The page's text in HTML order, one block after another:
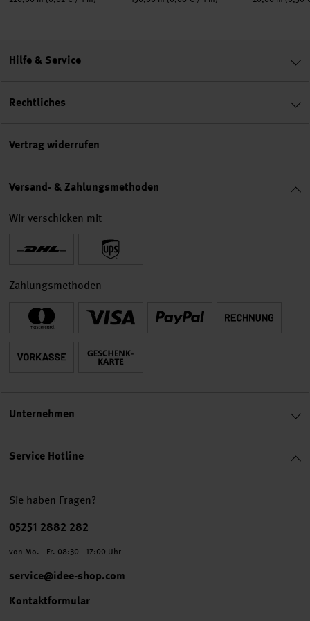
Service Hotline
Sie haben Fragen?
Telefonnummer
05251 2882 282
von Mo. - Fr. 08:30 - 17:00 Uhr
service@idee-shop.com
Kontaktformular
Hilfe & Service
Rechtliches
Vertrag widerrufen
Versand- & Zahlungsmethoden
Wir verschicken mit
Zahlungsmethoden
Unternehmen